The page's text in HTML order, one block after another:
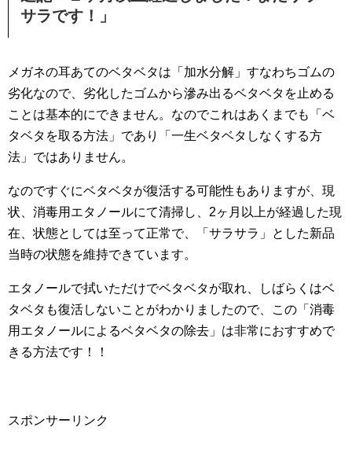
サラです！」
メガネの耳あてのベタベタは「加水分解」すなわちゴムの
劣化なので、劣化したゴムから滲み出るベタベタを止める
ことは基本的にできません。なのでこれはあくまでも「ベ
タベタを取る方法」であり「一生ベタベタしなくする方
法」ではありません。
なのですぐにベタベタが復活する可能性もありますが、現
状、消毒用エタノールにて清掃し、2ヶ月以上が経過した現
在、状態としては至って正常で、「サラサラ」とした新品
当時の状態を維持できています。
エタノールで拭いただけでベタベタが取れ、しばらくはベ
タベタも復活しないことがわかりましたので、この「消毒
用エタノールによるベタベタの除去」は非常におすすめで
きる方法です！！
スポンサーリンク